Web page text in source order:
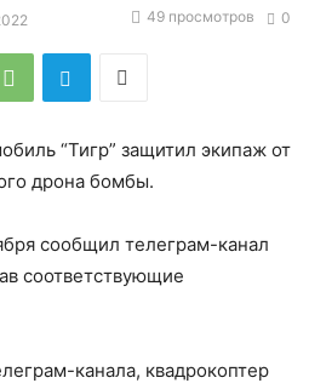
0
49 просмотров
“Тигр” защитил экипаж от
дрона бомбы.
сообщил телеграм-канал
соответствующие
канала, квадрокоптер